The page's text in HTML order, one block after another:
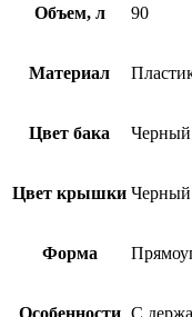
Объем, л 90
Материал
Цвет бака Черный
Цвет крышки Черный
Форма
Особенности С